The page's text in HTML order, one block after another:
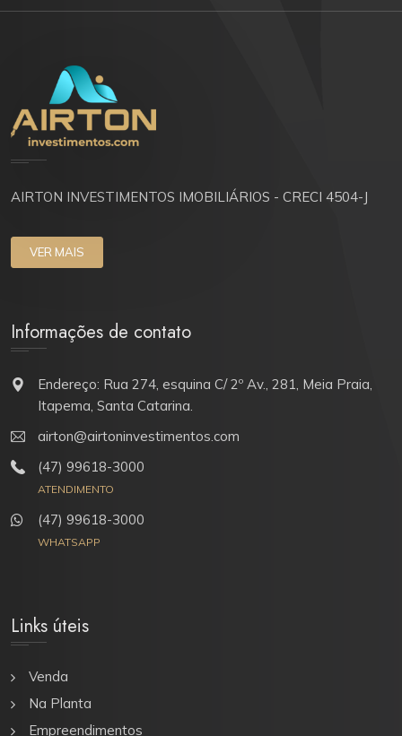
AIRTON INVESTIMENTOS IMOBILIÁRIOS - CRECI 4504-J
VER MAIS
Informações de contato
Endereço: Rua 274, esquina C/ 2º Av., 281, Meia Praia,
Itapema, Santa Catarina.
airton@airtoninvestimentos.com
(47) 99618-3000
ATENDIMENTO
(47) 99618-3000
WHATSAPP
Links úteis
Venda
Na Planta
Empreendimentos